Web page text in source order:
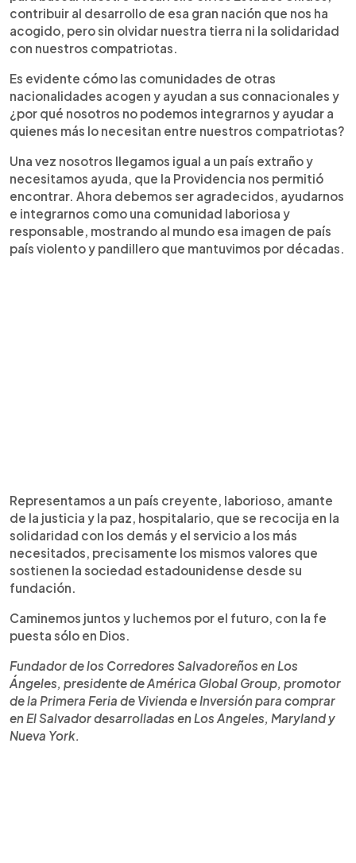
contribuir al desarrollo de esa gran nación que nos ha
acogido, pero sin olvidar nuestra tierra ni la solidaridad
con nuestros compatriotas.
Es evidente cómo las comunidades de otras
nacionalidades acogen y ayudan a sus connacionales y
¿por qué nosotros no podemos integrarnos y ayudar a
quienes más lo necesitan entre nuestros compatriotas?
Una vez nosotros llegamos igual a un país extraño y
necesitamos ayuda, que la Providencia nos permitió
encontrar. Ahora debemos ser agradecidos, ayudarnos
e integrarnos como una comunidad laboriosa y
responsable, mostrando al mundo esa imagen de país
país violento y pandillero que mantuvimos por décadas.
Representamos a un país creyente, laborioso, amante
de la justicia y la paz, hospitalario, que se recocija en la
solidaridad con los demás y el servicio a los más
necesitados, precisamente los mismos valores que
sostienen la sociedad estadounidense desde su
fundación.
Caminemos juntos y luchemos por el futuro, con la fe
puesta sólo en Dios.
Fundador de los Corredores Salvadoreños en Los
Ángeles, presidente de América Global Group, promotor
de la Primera Feria de Vivienda e Inversión para comprar
en El Salvador desarrolladas en Los Angeles, Maryland y
Nueva York.